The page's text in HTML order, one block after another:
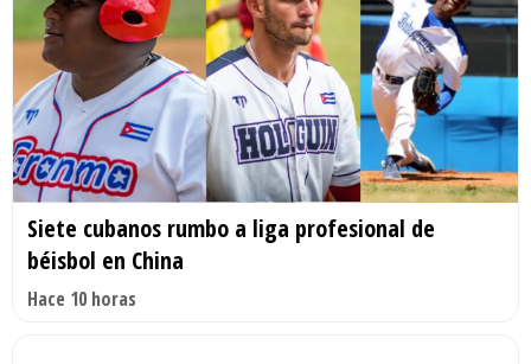
Siete cubanos rumbo a liga profesional de
béisbol en China
Hace 10 horas